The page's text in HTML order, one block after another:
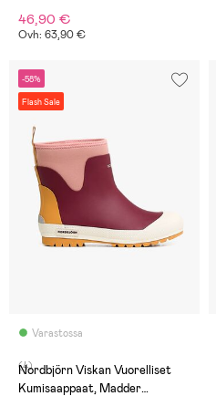
46,90 €
Ovh: 63,90 €
-58%
Flash Sale
Varastossa
(4)
Nordbjörn Viskan Vuorelliset
Kumisaappaat, Madder